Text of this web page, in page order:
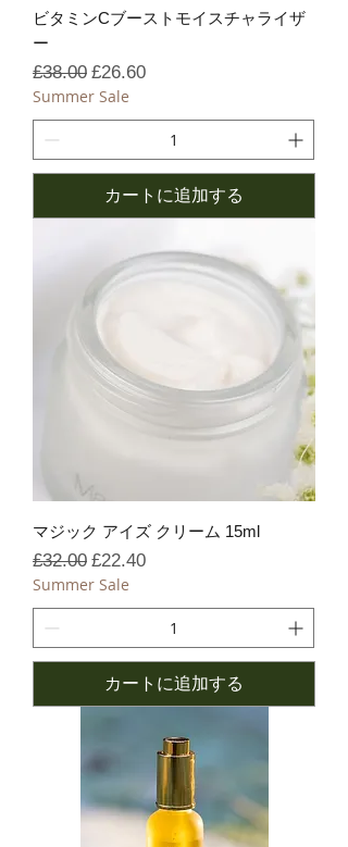
ビタミンCブーストモイスチャライザ
ー
通常価格
£38.00 セール価格
£26.60
Summer Sale
カートに追加する
マジック アイズ クリーム 15ml
通常価格
£32.00 セール価格
£22.40
Summer Sale
カートに追加する